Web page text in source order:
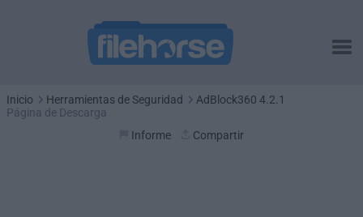
Inicio Herramientas de Seguridad
AdBlock360 4.2.1
Página de Descarga
Informe
Compartir